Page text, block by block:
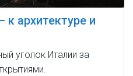
архитектуре и
уголок Италии за